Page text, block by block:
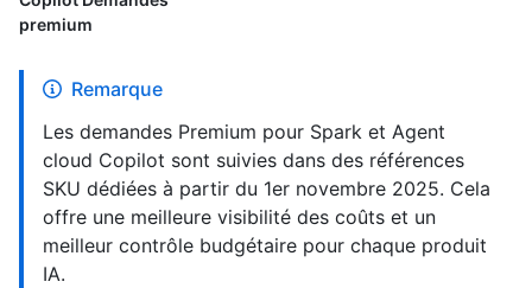
premium
Remarque
Les demandes Premium pour Spark et Agent
cloud Copilot sont suivies dans des références
SKU dédiées à partir du 1er novembre 2025. Cela
offre une meilleure visibilité des coûts et un
meilleur contrôle budgétaire pour chaque produit
IA.